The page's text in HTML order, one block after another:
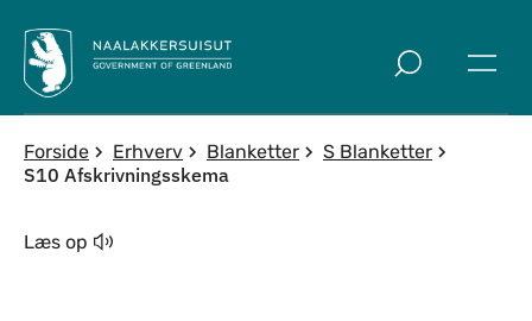
Forside Erhverv Blanketter S Blanketter
S10 Afskrivningsskema
Læs op